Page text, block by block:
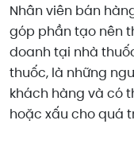
Nhân viên bán
góp phần tạo nên
doanh tại nhà
thuốc, là những
khách hàng và có
hoặc xấu cho quá